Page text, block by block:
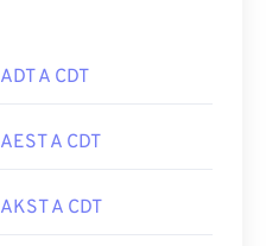
ADT A CDT
AEST A CDT
AKST A CDT